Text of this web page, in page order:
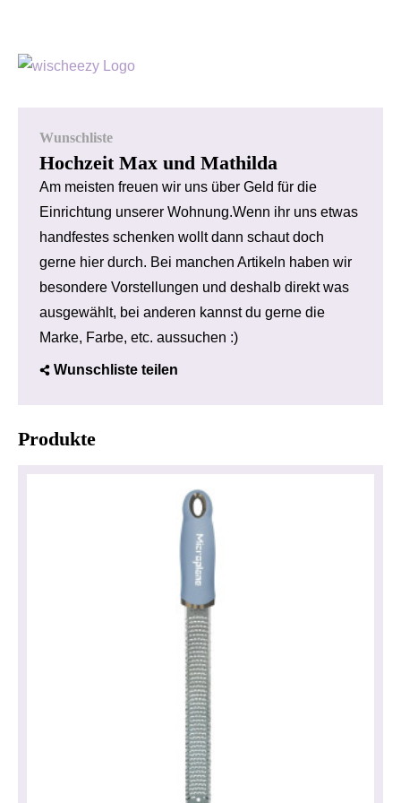
Wunschliste
Hochzeit Max und Mathilda
Am meisten freuen wir uns über Geld für die
Einrichtung unserer Wohnung.Wenn ihr uns etwas
handfestes schenken wollt dann schaut doch
gerne hier durch. Bei manchen Artikeln haben wir
besondere Vorstellungen und deshalb direkt was
ausgewählt, bei anderen kannst du gerne die
Marke, Farbe, etc. aussuchen :)
Wunschliste teilen
Produkte